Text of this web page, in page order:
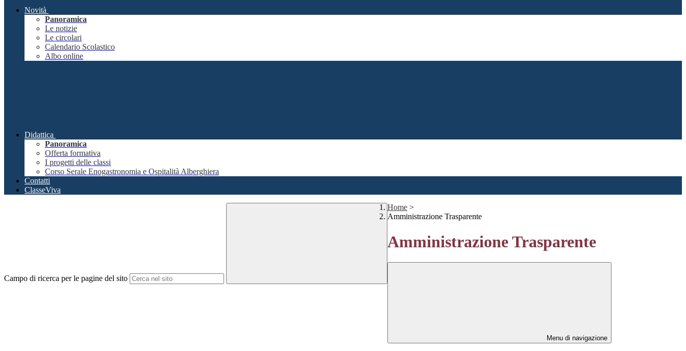
Novità
Panoramica
Le notizie
Le circolari
Calendario Scolastico
Albo online
Didattica
Panoramica
Offerta formativa
I progetti delle classi
Corso Serale Enogastronomia e Ospitalità Alberghiera
Contatti
ClasseViva
Campo di ricerca per le pagine del sito
Home >
Amministrazione Trasparente
Amministrazione Trasparente
Menu di navigazione